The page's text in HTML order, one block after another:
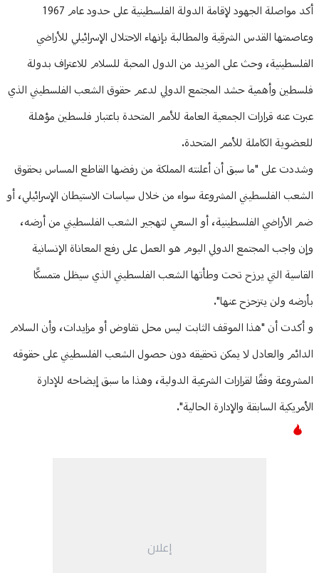
أكد مواصلة الجهود لإقامة الدولة الفلسطينية على حدود عام 1967
وعاصمتها القدس الشرقية والمطالبة بإنهاء الاحتلال الإسرائيلي للأراضي
الفلسطينية، وحث على المزيد من الدول المحبة للسلام للاعتراف بدولة
فلسطين وأهمية حشد المجتمع الدولي لدعم حقوق الشعب الفلسطيني الذي
عبرت عنه قرارات الجمعية العامة للأمم المتحدة باعتبار فلسطين مؤهلة
للعضوية الكاملة للأمم المتحدة.
وشددت على "ما سبق أن أعلنته المملكة من رفضها القاطع المساس بحقوق
الشعب الفلسطيني المشروعة سواء من خلال سياسات الاستيطان الإسرائيلي، أو
ضم الأراضي الفلسطينية، أو السعي لتهجير الشعب الفلسطيني من أرضه،
وإن واجب المجتمع الدولي اليوم هو العمل على رفع المعاناة الإنسانية
القاسية التي يرزح تحت وطأتها الشعب الفلسطيني الذي سيظل متمسكًا
بأرضه ولن يتزحزح عنها".
و أكدت أن "هذا الموقف الثابت ليس محل تفاوض أو مزايدات، وأن السلام
الدائم والعادل لا يمكن تحقيقه دون حصول الشعب الفلسطيني على حقوقه
المشروعة وفقًا لقرارات الشرعية الدولية، وهذا ما سبق إيضاحه للإدارة
الأمريكية السابقة والإدارة الحالية".
إعلان